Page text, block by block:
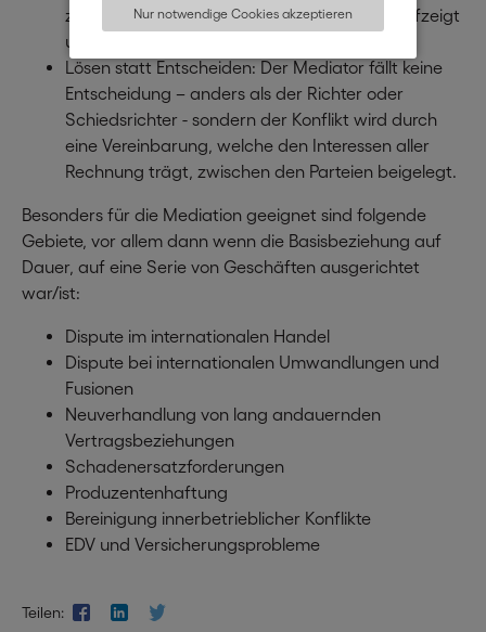
Nur notwendige Cookies akzeptieren
zukunftsorientierte Kommunikationswege aufzeigt
und im Konflikt vermittelt.
Lösen statt Entscheiden: Der Mediator fällt keine
Entscheidung – anders als der Richter oder
Schiedsrichter - sondern der Konflikt wird durch
eine Vereinbarung, welche den Interessen aller
Rechnung trägt, zwischen den Parteien beigelegt.
Besonders für die Mediation geeignet sind folgende
Gebiete, vor allem dann wenn die Basisbeziehung auf
Dauer, auf eine Serie von Geschäften ausgerichtet
war/ist:
Dispute im internationalen Handel
Dispute bei internationalen Umwandlungen und
Fusionen
Neuverhandlung von lang andauernden
Vertragsbeziehungen
Schadenersatzforderungen
Produzentenhaftung
Bereinigung innerbetrieblicher Konflikte
EDV und Versicherungsprobleme
Teilen: